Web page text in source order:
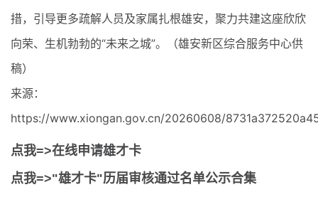
措，引导更多疏解人员及家属扎根雄安，聚力共建这座欣欣
向荣、生机勃勃的“未来之城”。（雄安新区综合服务中心供
稿）
来源：
https://www.xiongan.gov.cn/20260608/
点我=>在线申请雄才卡
点我=>"雄才卡"历届审核通过名单公示合集